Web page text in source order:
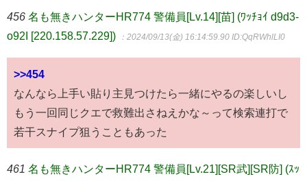
456 名も無きハンターHR774 警備員[Lv.14][苗] (ﾜｯﾁｮｲ d9d3-
o92I [220.158.57.229])
：2024/09/13(金) 16:14:59.90 ID:QqRWhlLI0
>>454
なんなら上手い貼り主見つけたら一緒にやるの楽しいし
もう一回同じクエで救難出さねえかな～って検索連打で
若干スナイプ狙うこともあった
461 名も無きハンターHR774 警備員[Lv.21][SR武][SR防] (ｽｯ